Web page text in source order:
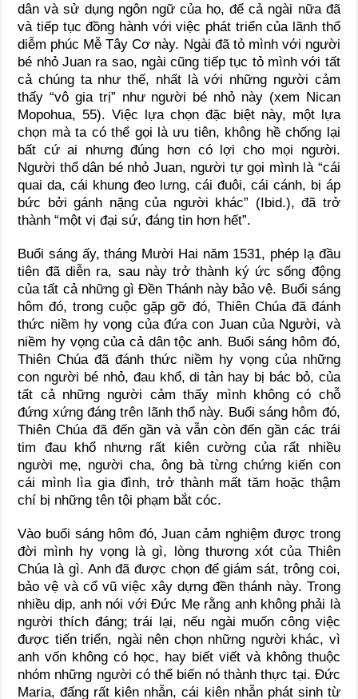
dân và sử dụng ngôn ngữ của họ, để cả ngài nữa đã
và tiếp tục đồng hành với việc phát triển của lãnh thổ
diễm phúc Mễ Tây Cơ này. Ngài đã tỏ mình với người
bé nhỏ Juan ra sao, ngài cũng tiếp tục tỏ mình với tất
cả chúng ta như thế, nhất là với những người cảm
thấy “vô gia trị” như người bé nhỏ này (xem Nican
Mopohua, 55). Việc lựa chọn đặc biệt này, một lựa
chọn mà ta có thể gọi là ưu tiên, không hề chống lại
bất cứ ai nhưng đúng hơn có lợi cho mọi người.
Người thổ dân bé nhỏ Juan, người tự gọi mình là “cái
quai da, cái khung đeo lưng, cái đuôi, cái cánh, bị áp
bức bởi gánh nặng của người khác” (Ibid.), đã trở
thành “một vị đại sứ, đáng tin hơn hết”.
Buổi sáng ấy, tháng Mười Hai năm 1531, phép lạ đầu
tiên đã diễn ra, sau này trở thành ký ức sống động
của tất cả những gì Đền Thánh này bảo vệ. Buổi sáng
hôm đó, trong cuộc gặp gỡ đó, Thiên Chúa đã đánh
thức niềm hy vọng của đứa con Juan của Người, và
niềm hy vọng của cả dân tộc anh. Buổi sáng hôm đó,
Thiên Chúa đã đánh thức niềm hy vọng của những
con người bé nhỏ, đau khổ, di tản hay bị bác bỏ, của
tất cả những người cảm thấy mình không có chỗ
đứng xứng đáng trên lãnh thổ này. Buổi sáng hôm đó,
Thiên Chúa đã đến gần và vẫn còn đến gần các trái
tim đau khổ nhưng rất kiên cường của rất nhiều
người mẹ, người cha, ông bà từng chứng kiến con
cái mình lìa gia đình, trở thành mất tăm hoặc thậm
chí bị những tên tội phạm bắt cóc.
Vào buổi sáng hôm đó, Juan cảm nghiệm được trong
đời mình hy vọng là gì, lòng thương xót của Thiên
Chúa là gì. Anh đã được chọn để giám sát, trông coi,
bảo vệ và cổ vũ việc xây dựng đền thánh này. Trong
nhiều dịp, anh nói với Đức Mẹ rằng anh không phải là
người thích đáng; trái lại, nếu ngài muốn công việc
được tiến triển, ngài nên chọn những người khác, vì
anh vốn không có học, hay biết viết và không thuộc
nhóm những người có thể biến nó thành thực tại. Đức
Maria, đấng rất kiên nhẫn, cái kiên nhẫn phát sinh từ